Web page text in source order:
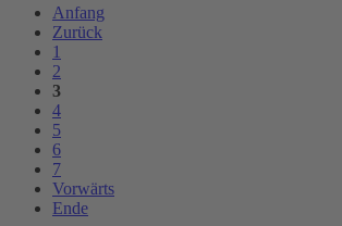
Anfang
Zurück
1
2
3
4
5
6
7
Vorwärts
Ende